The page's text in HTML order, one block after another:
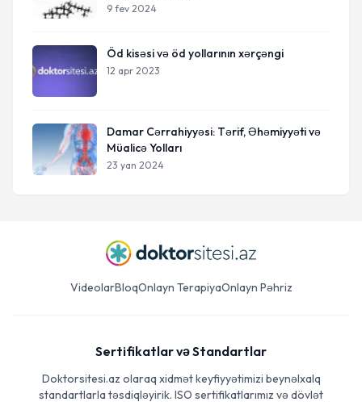
9 fev 2024
Öd kisəsi və öd yollarının xərçəngi
12 apr 2023
Damar Cərrahiyyəsi: Tərif, Əhəmiyyəti və
Müalicə Yolları
23 yan 2024
VideolarBloqOnlayn TerapiyaOnlayn Pəhriz
Sertifikatlar və Standartlar
Doktorsitesi.az olaraq xidmət keyfiyyətimizi beynəlxalq
standartlarla təsdiqləyirik. ISO sertifikatlarımız və dövlət